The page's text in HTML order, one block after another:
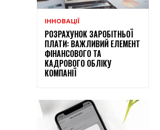
ІННОВАЦІЇ
РОЗРАХУНОК ЗАРОБІТНЬОЇ
ПЛАТИ: ВАЖЛИВИЙ ЕЛЕМЕНТ
ФІНАНСОВОГО ТА
КАДРОВОГО ОБЛІКУ
КОМПАНІЇ